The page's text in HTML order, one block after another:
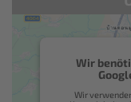
Wir
Wir